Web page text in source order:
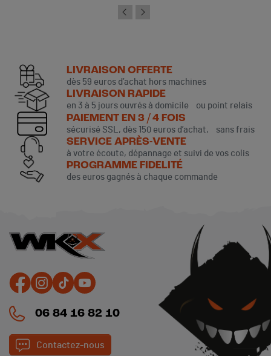
LIVRAISON OFFERTE
dès 59 euros d’achat hors machines
LIVRAISON RAPIDE
en 3 à 5 jours ouvrés à domicile ou point relais
PAIEMENT EN 3 / 4 FOIS
sécurisé SSL, dès 150 euros d’achat, sans frais
SERVICE APRÈS-VENTE
à votre écoute, dépannage et suivi de vos colis
PROGRAMME FIDELITÉ
des euros gagnés à chaque commande
06 84 16 82 10
Contactez-nous